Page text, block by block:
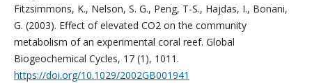
Fitzsimmons, K., Nelson, S. G., Peng, T-S., Hajdas, I., Bonani,
G. (2003). Effect of elevated CO2 on the community
metabolism of an experimental coral reef. Global
Biogeochemical Cycles, 17 (1), 1011.
https://doi.org/10.1029/2002GB001941